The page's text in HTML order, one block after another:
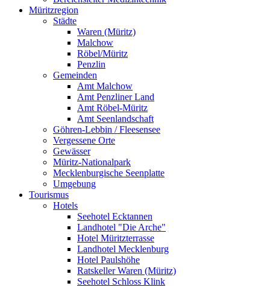
Müritzregion
Städte
Waren (Müritz)
Malchow
Röbel/Müritz
Penzlin
Gemeinden
Amt Malchow
Amt Penzliner Land
Amt Röbel-Müritz
Amt Seenlandschaft
Göhren-Lebbin / Fleesensee
Vergessene Orte
Gewässer
Müritz-Nationalpark
Mecklenburgische Seenplatte
Umgebung
Tourismus
Hotels
Seehotel Ecktannen
Landhotel "Die Arche"
Hotel Müritzterrasse
Landhotel Mecklenburg
Hotel Paulshöhe
Ratskeller Waren (Müritz)
Seehotel Schloss Klink